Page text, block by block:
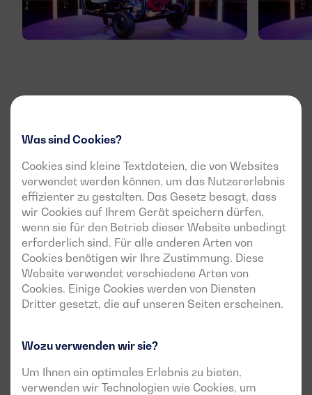
Was sind Cookies?
Cookies sind kleine Textdateien, die von Websites
verwendet werden können, um das Nutzererlebnis
effizienter zu gestalten. Das Gesetz besagt, dass
wir Cookies auf Ihrem Gerät speichern dürfen,
wenn sie für den Betrieb dieser Website unbedingt
erforderlich sind. Für alle anderen Arten von
Cookies benötigen wir Ihre Zustimmung. Diese
Website verwendet verschiedene Arten von
Cookies. Einige Cookies werden von Diensten
Dritter gesetzt, die auf unseren Seiten erscheinen.
Wozu verwenden wir sie?
Um Ihnen ein optimales Erlebnis zu bieten,
verwenden wir Technologien wie Cookies, um